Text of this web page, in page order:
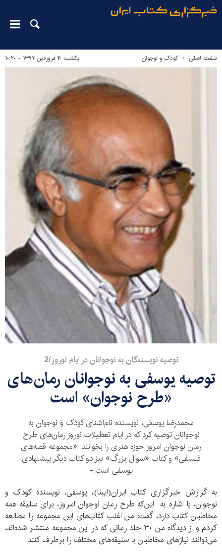
صفحه اصلی کودک و نوجوان یکشنبه ۴ فروردین ۱۳۹۲ - ۱۰:۲۰
توصیه نویسندگان به نوجوانان در ایام نوروز/2
توصیه یوسفی به نوجوانان رمان‌های
«طرح نوجوان» است
محمدرضا یوسفی،‌ نویسنده نام‌آشنای کودک و نوجوان به
نوجوانان توصیه کرد که در ایام تعطیلات نوروز رمان‌های طرح
رمان نوجوان امروز حوزه هنری را بخوانند. «مجموعه‌ قصه‌های
فلسفی» و کتاب «سوال بزرگ» نیز دو کتاب دیگر پیشنهادی
یوسفی است.-
به گزارش خبرگزاری کتاب ایران(ایبنا)، یوسفی، نویسنده کودک و
نوجوان، با اشاره به این‌که طرح رمان نوجوان امروز، برای سلیقه‌ همه
مخاطبان کتاب دارد، گفت: من اغلب کتاب‌های این مجموعه را مطالعه
کردم و از دیدگاه من ۳۰ جلد رمانی که در این مجموعه منتشر شده‌اند،
می‌توانند نیازهای مخاطبان با سلیقه‌های مختلف را برطرف کنند.